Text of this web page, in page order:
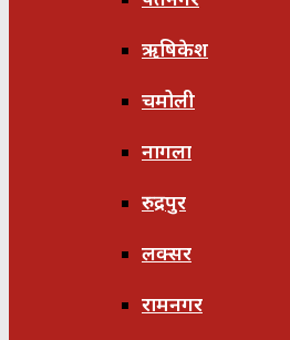
ऋषिकेश
चमोली
नागला
रुद्रपुर
लक्सर
रामनगर